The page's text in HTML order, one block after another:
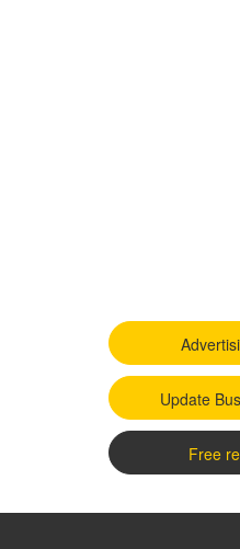
Update
Free